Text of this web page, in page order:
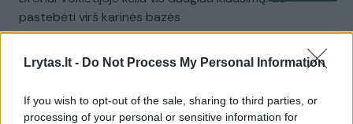
Lrytas.lt - Do Not Process My Personal Information
If you wish to opt-out of the sale, sharing to third parties, or
processing of your personal or sensitive information for
pastebėti virš karinės bazės
Visi įrašai